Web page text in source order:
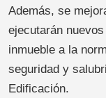
Además, se
ejecutarán
inmueble a la
seguridad y
Edificación.